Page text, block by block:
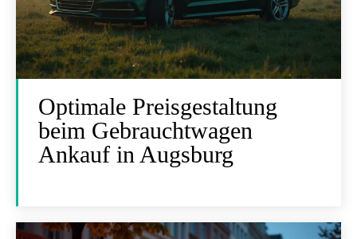
Optimale Preisgestaltung
beim Gebrauchtwagen
Ankauf in Augsburg